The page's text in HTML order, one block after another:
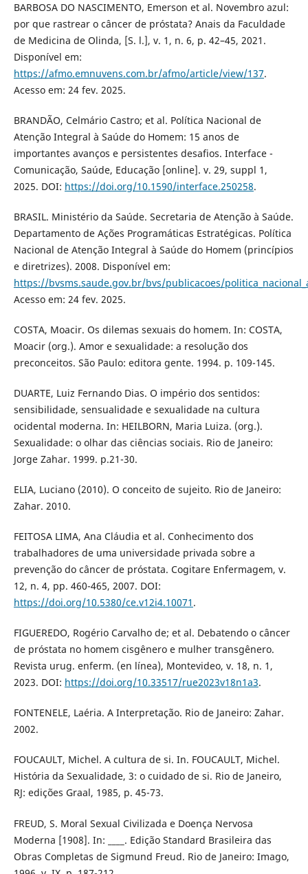
BARBOSA DO NASCIMENTO, Emerson et al. Novembro azul:
por que rastrear o câncer de próstata? Anais da Faculdade
de Medicina de Olinda, [S. l.], v. 1, n. 6, p. 42–45, 2021.
Disponível em:
https://afmo.emnuvens.com.br/afmo/article/view/137.
Acesso em: 24 fev. 2025.
BRANDÃO, Celmário Castro; et al. Política Nacional de
Atenção Integral à Saúde do Homem: 15 anos de
importantes avanços e persistentes desafios. Interface -
Comunicação, Saúde, Educação [online]. v. 29, suppl 1,
2025. DOI: https://doi.org/10.1590/interface.250258.
BRASIL. Ministério da Saúde. Secretaria de Atenção à Saúde.
Departamento de Ações Programáticas Estratégicas. Política
Nacional de Atenção Integral à Saúde do Homem (princípios
e diretrizes). 2008. Disponível em:
https://bvsms.saude.gov.br/bvs/publicacoes/
Acesso em: 24 fev. 2025.
COSTA, Moacir. Os dilemas sexuais do homem. In: COSTA,
Moacir (org.). Amor e sexualidade: a resolução dos
preconceitos. São Paulo: editora gente. 1994. p. 109-145.
DUARTE, Luiz Fernando Dias. O império dos sentidos:
sensibilidade, sensualidade e sexualidade na cultura
ocidental moderna. In: HEILBORN, Maria Luiza. (org.).
Sexualidade: o olhar das ciências sociais. Rio de Janeiro:
Jorge Zahar. 1999. p.21-30.
ELIA, Luciano (2010). O conceito de sujeito. Rio de Janeiro:
Zahar. 2010.
FEITOSA LIMA, Ana Cláudia et al. Conhecimento dos
trabalhadores de uma universidade privada sobre a
prevenção do câncer de próstata. Cogitare Enfermagem, v.
12, n. 4, pp. 460-465, 2007. DOI:
https://doi.org/10.5380/ce.v12i4.10071 .
FIGUEREDO, Rogério Carvalho de; et al. Debatendo o câncer
de próstata no homem cisgênero e mulher transgênero.
Revista urug. enferm. (en línea), Montevideo, v. 18, n. 1,
2023. DOI: https://doi.org/10.33517/rue2023v18n1a3.
FONTENELE, Laéria. A Interpretação. Rio de Janeiro: Zahar.
2002.
FOUCAULT, Michel. A cultura de si. In. FOUCAULT, Michel.
História da Sexualidade, 3: o cuidado de si. Rio de Janeiro,
RJ: edições Graal, 1985, p. 45-73.
FREUD, S. Moral Sexual Civilizada e Doença Nervosa
Moderna [1908]. In: ____. Edição Standard Brasileira das
Obras Completas de Sigmund Freud. Rio de Janeiro: Imago,